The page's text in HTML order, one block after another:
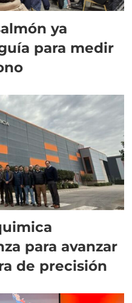
ya
para medir
para avanzar
de precisión